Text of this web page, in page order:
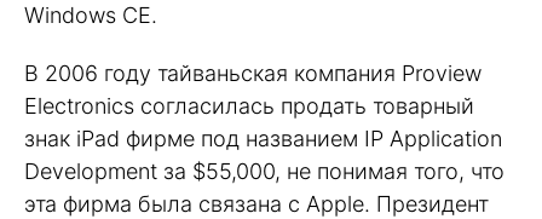
Windows CЕ.
В 2006 году тайваньская компания Proview
Electronics согласилась продать товарный
знак iPad фирме под названием IP Application
Development за $55,000, не понимая того, что
эта фирма была связана с Apple. Президент